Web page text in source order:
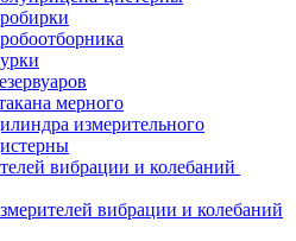
мерного
измерительного
вибрации и колебаний
вибрации и колебаний